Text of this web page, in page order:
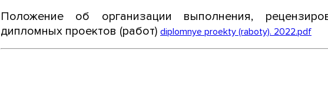
Положение об организации выполнения,
дипломных проектов (работ) diplomnye proekty (raboty). 2022.pdf